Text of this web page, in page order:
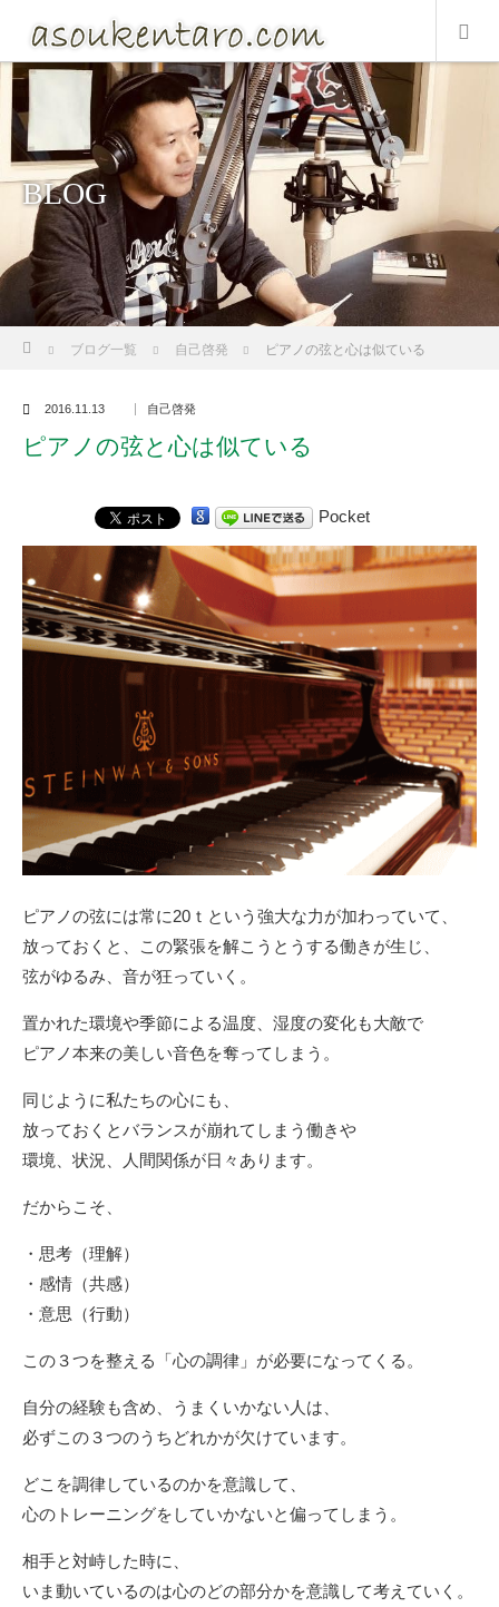
BLOG
ブログ一覧 自己啓発 ピアノの弦と心は似ている
2016.11.13 自己啓発
ピアノの弦と心は似ている
Pocket
ピアノの弦には常に20ｔという強大な力が加わっていて、
放っておくと、この緊張を解こうとうする働きが生じ、
弦がゆるみ、音が狂っていく。
置かれた環境や季節による温度、湿度の変化も大敵で
ピアノ本来の美しい音色を奪ってしまう。
同じように私たちの心にも、
放っておくとバランスが崩れてしまう働きや
環境、状況、人間関係が日々あります。
だからこそ、
・思考（理解）
・感情（共感）
・意思（行動）
この３つを整える「心の調律」が必要になってくる。
自分の経験も含め、うまくいかない人は、
必ずこの３つのうちどれかが欠けています。
どこを調律しているのかを意識して、
心のトレーニングをしていかないと偏ってしまう。
相手と対峙した時に、
いま動いているのは心のどの部分かを意識して考えていく。